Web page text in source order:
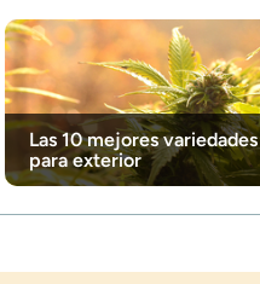
Las 10 mejores
para exterior